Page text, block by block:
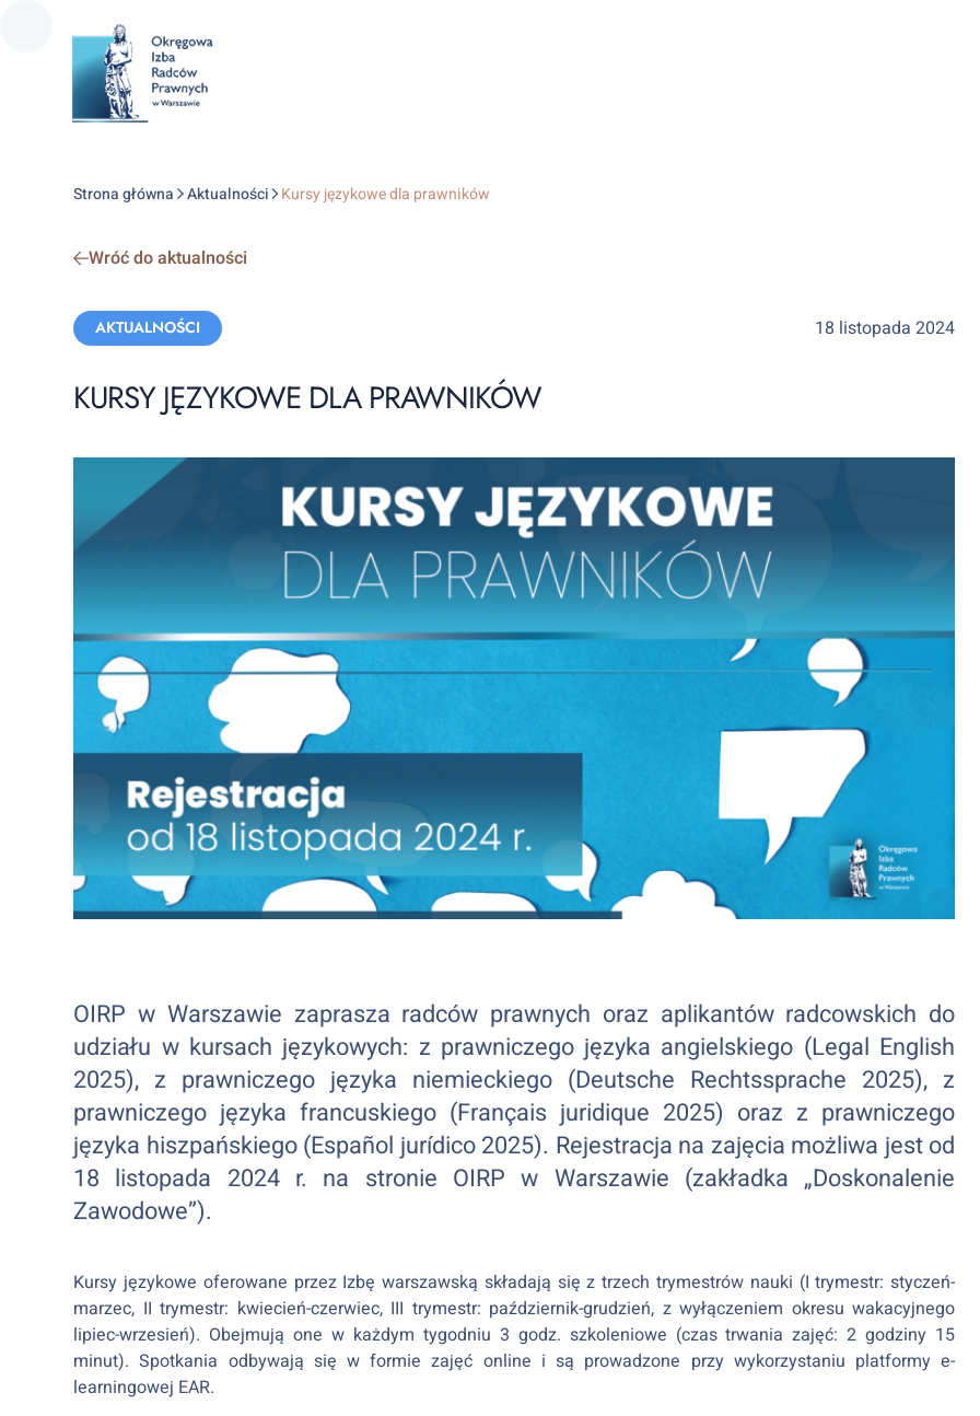
Strona główna Aktualności Kursy językowe dla prawników
Wróć do aktualności
Categories:
AKTUALNOŚCI 18 listopada 2024
KURSY JĘZYKOWE DLA PRAWNIKÓW
OIRP w Warszawie zaprasza radców prawnych oraz aplikantów radcowskich do
udziału w kursach językowych: z prawniczego języka angielskiego (Legal English
2025), z prawniczego języka niemieckiego (Deutsche Rechtssprache 2025), z
prawniczego języka francuskiego (Français juridique 2025) oraz z prawniczego
języka hiszpańskiego (Español jurídico 2025). Rejestracja na zajęcia możliwa jest od
18 listopada 2024 r. na stronie OIRP w Warszawie (zakładka „Doskonalenie
Zawodowe”).
Kursy językowe oferowane przez Izbę warszawską składają się z trzech trymestrów nauki (I trymestr: styczeń-
marzec, II trymestr: kwiecień-czerwiec, III trymestr: październik-grudzień, z wyłączeniem okresu wakacyjnego
lipiec-wrzesień). Obejmują one w każdym tygodniu 3 godz. szkoleniowe (czas trwania zajęć: 2 godziny 15
minut). Spotkania odbywają się w formie zajęć online i są prowadzone przy wykorzystaniu platformy e-
learningowej EAR.